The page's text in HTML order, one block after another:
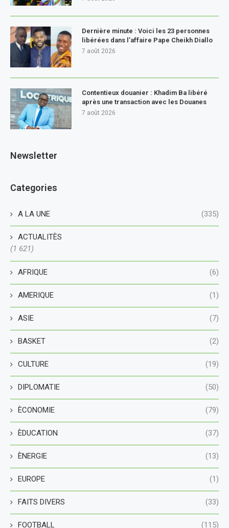
Dernière minute : Voici les 23 personnes
libérées dans l’affaire Pape Cheikh Diallo
7 août 2026
Contentieux douanier : Khadim Ba libéré
après une transaction avec les Douanes
7 août 2026
Newsletter
Categories
A LA UNE (335)
ACTUALITÈS
(1 621)
AFRIQUE (6)
AMERIQUE (1)
ASIE (7)
BASKET (2)
CULTURE (19)
DIPLOMATIE (50)
ÈCONOMIE (79)
ÈDUCATION (37)
ÈNERGIE (13)
EUROPE (1)
FAITS DIVERS (33)
FOOTBALL (115)